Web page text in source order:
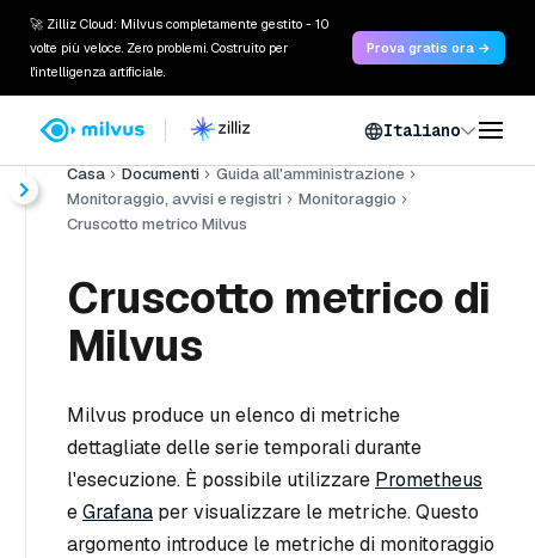
🚀 Zilliz Cloud: Milvus completamente gestito - 10
volte più veloce. Zero problemi. Costruito per
l'intelligenza artificiale.
Prova gratis ora →
Italiano
Casa Documenti
Guida all'amministrazione
Monitoraggio, avvisi e registri
Monitoraggio
Cruscotto metrico Milvus
Cruscotto metrico di
Milvus
Milvus produce un elenco di metriche
dettagliate delle serie temporali durante
l'esecuzione. È possibile utilizzare Prometheus
eGrafana per visualizzare le metriche. Questo
argomento introduce le metriche di monitoraggio